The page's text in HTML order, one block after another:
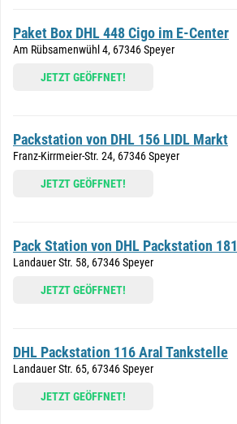
Paket Box DHL 448 Cigo im E-Center
Am Rübsamenwühl 4, 67346 Speyer
JETZT GEÖFFNET!
Packstation von DHL 156 LIDL Markt
Franz-Kirrmeier-Str. 24, 67346 Speyer
JETZT GEÖFFNET!
Pack Station von DHL Packstation 181
Landauer Str. 58, 67346 Speyer
JETZT GEÖFFNET!
DHL Packstation 116 Aral Tankstelle
Landauer Str. 65, 67346 Speyer
JETZT GEÖFFNET!